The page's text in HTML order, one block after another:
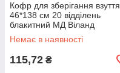
Кофр для зберігання взуття
46*138 см 20 відділень
блакитний МД Віланд
Немає в наявності
115,72 ₴